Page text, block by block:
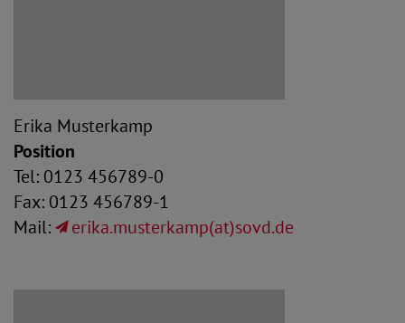
Erika Musterkamp
Position
Tel: 0123 456789-0
Fax: 0123 456789-1
Mail:
erika.musterkamp(at)sovd.de